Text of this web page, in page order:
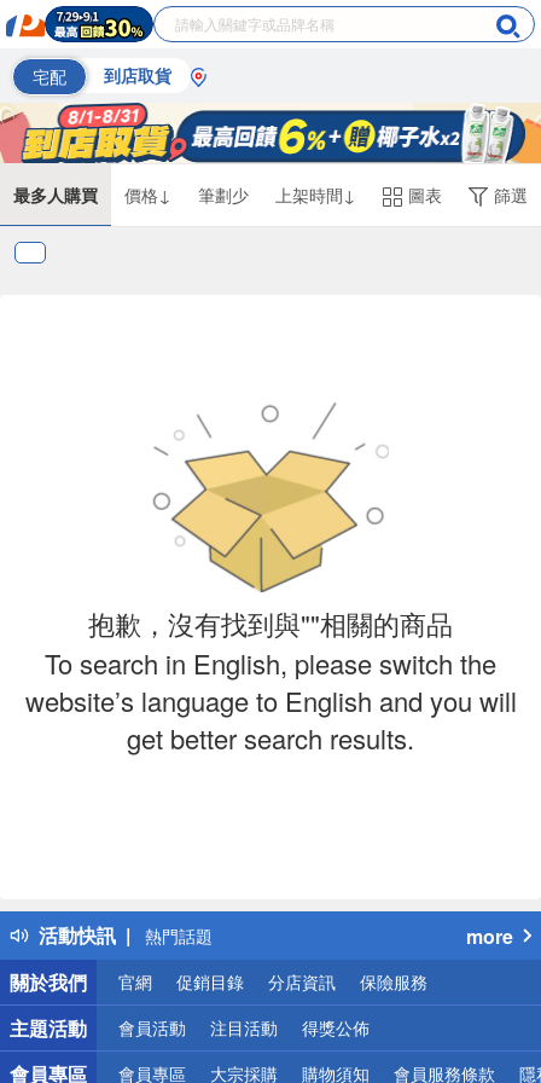
宅配 到店取貨
最多人購買 價格↓ 筆劃少 上架時間↓ 圖表 篩選
抱歉，沒有找到與""相關的商品
To search in English, please switch the
website’s language to English and you will
get better search results.
活動快訊
得獎公告
熱門話題
銀行優惠
偏遠地區配送
詐騙網頁！請小心！
more
關於我們
官網 促銷目錄 分店資訊 保險服務
主題活動 會員活動 注目活動 得獎公佈
會員專區 會員專區 大宗採購 購物須知 會員服務條款 隱